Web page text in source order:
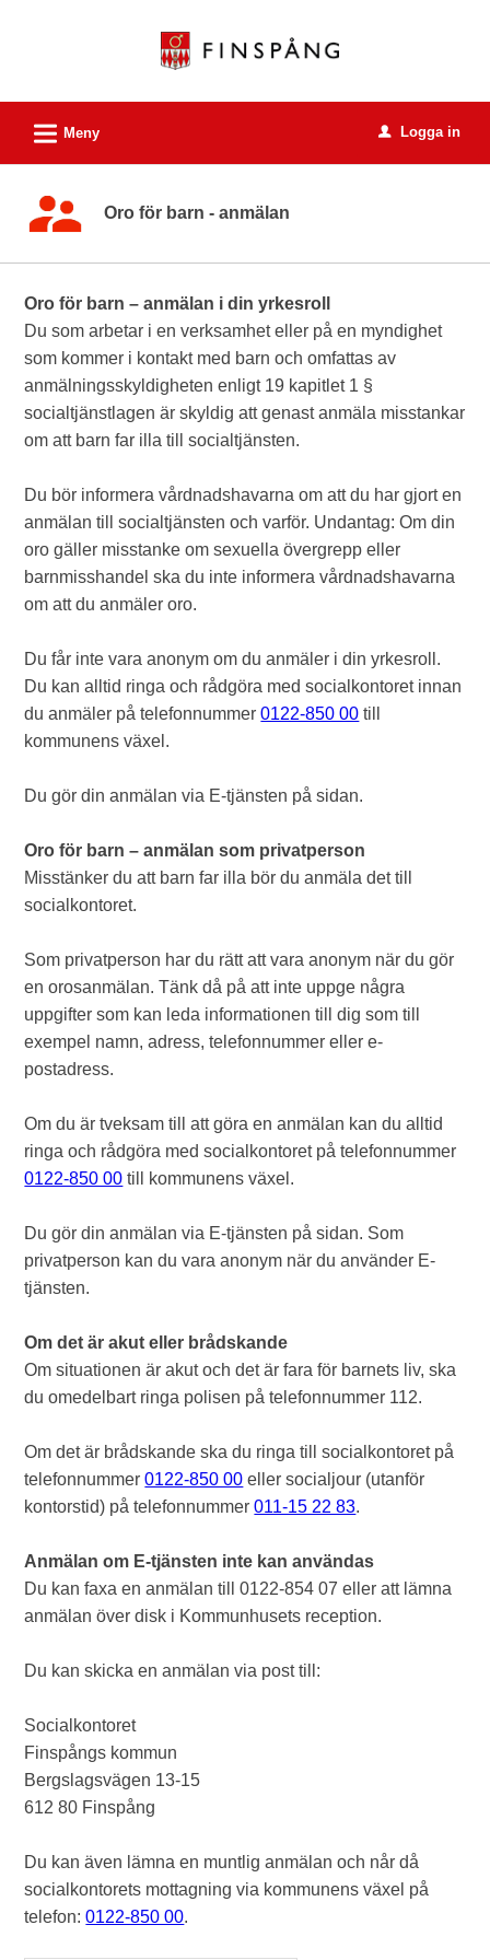
tjänster
Finspångs
kommun
L Meny u Logga in
Oro för barn - anmälan
Oro för barn – anmälan i din yrkesroll
Du som arbetar i en verksamhet eller på en myndighet
som kommer i kontakt med barn och omfattas av
anmälningsskyldigheten enligt 19 kapitlet 1 §
socialtjänstlagen är skyldig att genast anmäla misstankar
om att barn far illa till socialtjänsten.
Du bör informera vårdnadshavarna om att du har gjort en
anmälan till socialtjänsten och varför. Undantag: Om din
oro gäller misstanke om sexuella övergrepp eller
barnmisshandel ska du inte informera vårdnadshavarna
om att du anmäler oro.
Du får inte vara anonym om du anmäler i din yrkesroll.
Du kan alltid ringa och rådgöra med socialkontoret innan
du anmäler på telefonnummer0122-850 00 till
kommunens växel.
Du gör din anmälan via E-tjänsten på sidan.
Oro för barn – anmälan som privatperson
Misstänker du att barn far illa bör du anmäla det till
socialkontoret.
Som privatperson har du rätt att vara anonym när du gör
en orosanmälan. Tänk då på att inte uppge några
uppgifter som kan leda informationen till dig som till
exempel namn, adress, telefonnummer eller e-
postadress.
Om du är tveksam till att göra en anmälan kan du alltid
ringa och rådgöra med socialkontoret på telefonnummer
0122-850 00 till kommunens växel.
Du gör din anmälan via E-tjänsten på sidan. Som
privatperson kan du vara anonym när du använder E-
tjänsten.
Om det är akut eller brådskande
Om situationen är akut och det är fara för barnets liv, ska
du omedelbart ringa polisen på telefonnummer 112.
Om det är brådskande ska du ringa till socialkontoret på
telefonnummer0122-850 00 eller socialjour (utanför
kontorstid) på telefonnummer011-15 22 83.
Anmälan om E-tjänsten inte kan användas
Du kan faxa en anmälan till 0122-854 07 eller att lämna
anmälan över disk i Kommunhusets reception.
Du kan skicka en anmälan via post till:
Socialkontoret
Finspångs kommun
Bergslagsvägen 13-15
612 80 Finspång
Du kan även lämna en muntlig anmälan och når då
socialkontorets mottagning via kommunens växel på
telefon:0122-850 00.